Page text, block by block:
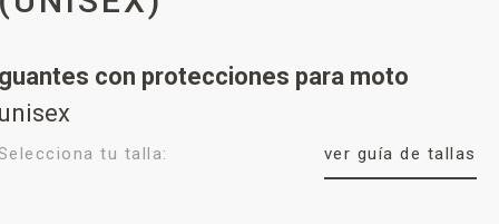
guantes con protecciones para moto
unisex
tu talla: ver guía de tallas